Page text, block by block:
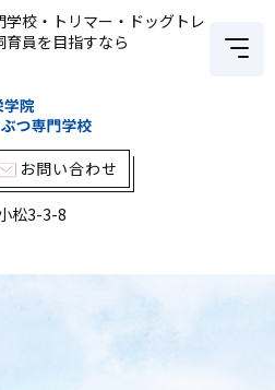
校・トリマー・ドッグトレ
員を目指すなら
お問い合わせ
松3-3-8